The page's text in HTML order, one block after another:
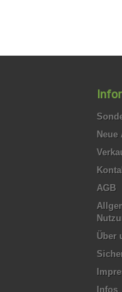
Neue
AGB
Über
Infos